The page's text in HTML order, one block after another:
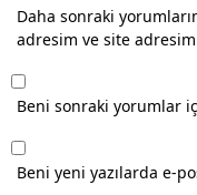
Daha sonraki
adresim ve site
Beni sonraki yorumlar
Beni yeni yazılarda e-